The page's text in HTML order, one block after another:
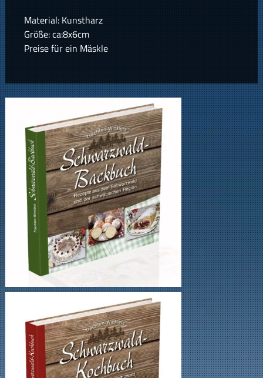
Material: Kunstharz
Größe: ca:8x6cm
Preise für ein Mäskle